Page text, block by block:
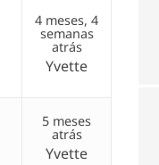
4 meses, 4
semanas
atrás
Yvette
5 meses
atrás
Yvette